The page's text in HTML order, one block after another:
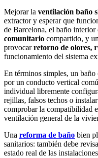
Mejorar la ventilación baño
extractor y esperar que
de Barcelona, el baño interior
comunitario compartido, y
provocarretorno de olores,
funcionamiento del sistema
En términos simples, un baño
por un conducto vertical
individual libremente
rejillas, falsos techos o
comprobar la compatibilidad
ventilación general de la
Una reforma de baño bien
sanitarios: también debe
estado real de las